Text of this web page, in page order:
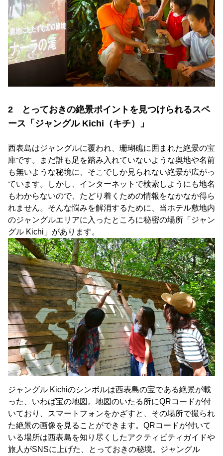
2 とっておきの絶景ポイントを見つけられるスペ
ース「ジャングル Kichi（キチ）」
西表島はジャングルに覆われ、珊瑚礁に囲まれた絶景の宝
庫です。まだ誰も足を踏み入れていないような奥地や名前
も無いような秘境に、そこでしか見られない絶景が広がっ
ています。しかし、インターネットで検索しようにも地名
もわからないので、たどり着くための情報をなかなか得ら
れません。そんな悩みを解消するために、当ホテル敷地内
のジャングルエリアに入ったところに秘密の場所「ジャン
グル Kichi」があります。
ジャングル Kichiのシンボルは西表島の宝である絶景が載
った、いわば宝の地図。地図のいたる所にQRコードが付
いており、スマートフォンをかざすと、その場所で撮られ
た絶景の画像を見ることができます。QRコードが付いて
いる場所は西表島を知り尽くしたアクティビティガイドや
旅人がSNSに上げた、とっておきの秘境。ジャングル